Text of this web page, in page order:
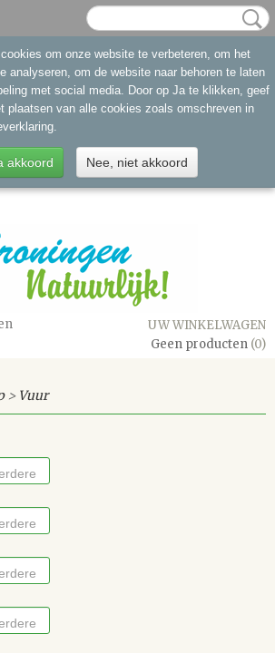
UW WINKELWAGEN
Geen producten (0)
> Vuur
om onze website te verbeteren, om het
analyseren, om de website naar behoren te laten
met social media. Door op Ja te klikken, geef
plaatsen van alle cookies zoals omschreven in
akkoord Nee, niet akkoord